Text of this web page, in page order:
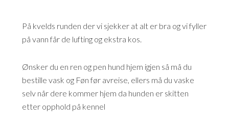
På kvelds runden der vi sjekker at alt er bra og vi fyller
på vann får de lufting og ekstra kos.
Ønsker du en ren og pen hund hjem igjen så må du
bestille vask og Føn før avreise, ellers må du vaske
selv når dere kommer hjem da hunden er skitten
etter opphold på kennel